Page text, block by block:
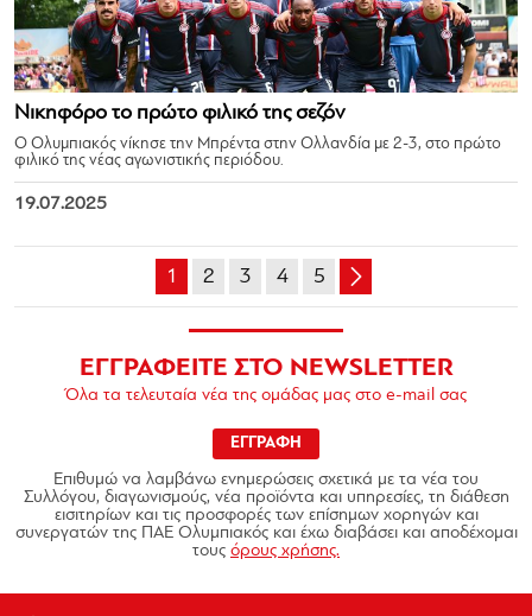
Νικηφόρο το πρώτο φιλικό της σεζόν
Ο Ολυμπιακός νίκησε την Μπρέντα στην Ολλανδία με 2-3, στο πρώτο
φιλικό της νέας αγωνιστικής περιόδου.
19.07.2025
1 2 3 4 5
ΕΓΓΡΑΦΕΙΤΕ ΣΤΟ NEWSLETTER
Όλα τα τελευταία νέα της ομάδας μας στο e-mail σας
ΕΓΓΡΑΦΗ
Επιθυμώ να λαμβάνω ενημερώσεις σχετικά με τα νέα του
Συλλόγου, διαγωνισμούς, νέα προϊόντα και υπηρεσίες, τη διάθεση
εισιτηρίων και τις προσφορές των επίσημων χορηγών και
συνεργατών της ΠΑΕ Ολυμπιακός και έχω διαβάσει και αποδέχομαι
τους όρους χρήσης.